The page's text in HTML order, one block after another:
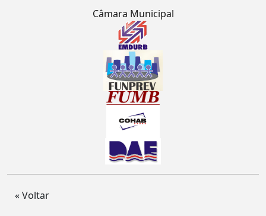
Câmara Municipal
« Voltar